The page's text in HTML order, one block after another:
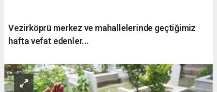
Vezirköprü merkez ve mahallelerinde geçtiğimiz
hafta vefat edenler...